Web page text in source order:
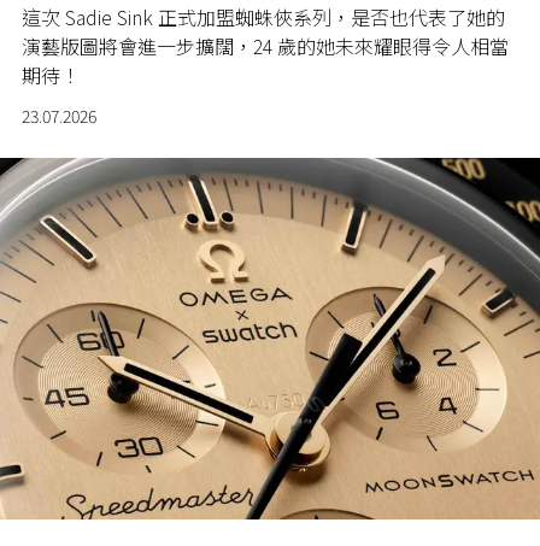
這次 Sadie Sink 正式加盟蜘蛛俠系列，是否也代表了她的
演藝版圖將會進一步擴闊，24 歲的她未來耀眼得令人相當
期待！
23.07.2026